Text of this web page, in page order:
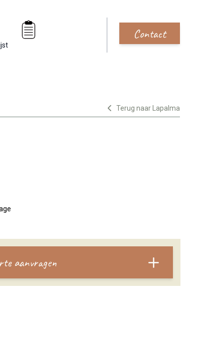
Contact
Terug naar Lapalma
aanvragen